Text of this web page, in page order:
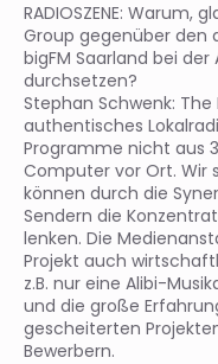
RADIOSZENE: Warum,
Group gegenüber den
bigFM Saarland bei
durchsetzen?
Stephan Schwenk:
authentisches
Programme nicht aus
Computer vor Ort. Wir
können durch die
Sendern die
lenken. Die
Projekt auch
z.B. nur eine Alibi-
und die große
gescheiterten
Bewerbern.